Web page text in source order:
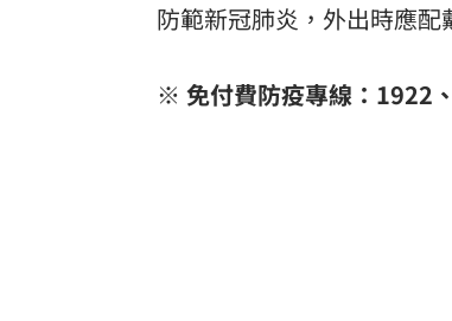
防範新冠肺炎，外出時應配
※ 免付費防疫專線：1922